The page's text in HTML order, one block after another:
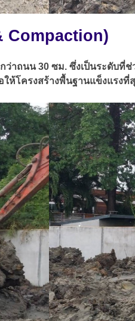
Compaction)
าถนน 30 ซม. ซึ่งเป็นระดับที่
ห้โครงสร้างพื้นฐานแข็งแรงที่